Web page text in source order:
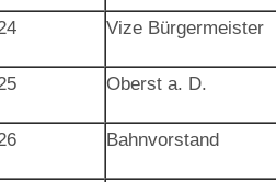
Vize Bürgermeister
Oberst a. D.
Bahnvorstand